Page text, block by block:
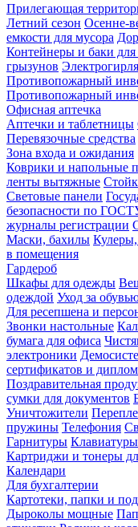
Прилегающая
Летний сезон Осенне-
емкости для мусора
Контейнеры и баки для
грызунов
Противопожарный
Противопожарный
Офисная аптечка
Аптечки и таблетницы
Перевязочные средства
Зона входа и ожидания
Коврики и напольные
ленты вытяжные
Световые панели
безопасности по
журналы регистрации
Маски, бахилы
в помещения
Гардероб
Шкафы для одежды
одеждой Уход за
Для ресепшена и
Звонки настольные
бумага для офиса
электроники
сертификатов и
Поздравительная
сумки для документов
Уничтожители
пружины Телефония
Гарнитуры
Картриджи и тонеры
Календари
Для бухгалтерии
Картотеки, папки и
Дыроколы мощные